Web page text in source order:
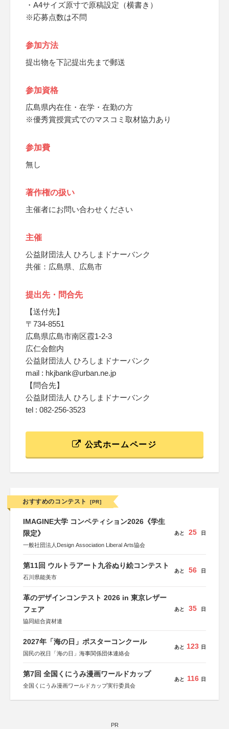
・A4サイズ原寸で原稿設定（横書き）
※応募点数は不問
参加方法
提出物を下記提出先まで郵送
参加資格
広島県内在住・在学・在勤の方
※優秀賞授賞式でのマスコミ取材協力あり
参加費
無し
著作権の扱い
主催者にお問い合わせください
主催
公益財団法人 ひろしまドナーバンク
共催：広島県、広島市
提出先・問合先
【送付先】
〒734-8551
広島県広島市南区霞1-2-3
広仁会館内
公益財団法人 ひろしまドナーバンク
mail : hkjbank@urban.ne.jp
【問合先】
公益財団法人 ひろしまドナーバンク
tel : 082-256-3523
公式ホームページ
おすすめのコンテスト [PR]
IMAGINE大学 コンペティション2026《学生
限定》
一般社団法人Design Association Liberal Arts協会
あと 25 日
第11回 ウルトラアート九谷ぬり絵コンテスト
石川県能美市
あと 56 日
革のデザインコンテスト 2026 in 東京レザー
フェア
協同組合資材連
あと 35 日
2027年「海の日」ポスターコンクール
国民の祝日「海の日」海事関係団体連絡会
あと 123 日
第7回 全国くにうみ漫画ワールドカップ
全国くにうみ漫画ワールドカップ実行委員会
あと 116 日
PR